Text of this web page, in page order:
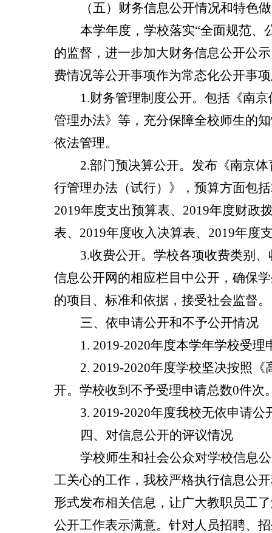
（五）财务信息公开情况和特色
本学年度，学校落实“全面规范、
的监督，进一步加大财务信息公开公
费情况等公开事项作为常态化公开事
1.财务管理制度公开。包括《南京
管理办法》 等，充分保障全校师生的
依法管理。
2.部门预决算公开。 发布《南京
行管理办法（试行）》，预算方面包括
2019年度支出预算表、 2019年度财政
表、 2019年度收入决算表、 2019年度
3.收费公开。学校各项收费类别
信息公开网的相应栏目中公开，确保
的项目、标准和依据，接受社会监督。
三、依申请公开和不予公开情况
1. 2019-2020年度本学年学校受理
2. 2019-2020年度学校坚决按照《
开。学校收到不予受理申请总数0件次
3. 2019-2020年度我校无依申请公
四、对信息公开的评议情况
学校师生和社会公众对学校信息
工关心的工作，我校严格执行信息公
形式发布相关信息，让广大教职员工
公开工作表示满意。针对人员招聘、